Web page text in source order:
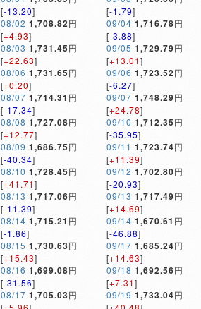
[-13.20]
08/02 1,708.82円
[+4.93]
08/03 1,731.45円
[+22.63]
08/06 1,731.65円
[+0.20]
08/07 1,714.31 円
[-17.34]
08/08 1,727.08円
[+12.77]
08/09 1,686.75円
[-40.34]
08/10 1,728.45円
[+41.71]
08/13 1,717.06円
[-11.39]
08/14 1,715.21 円
[-1.86]
08/15 1,730.63円
[+15.43]
08/16 1,699.08円
[-31.56]
08/17 1,705.03円
[-1.79]
09/04 1,716.78円
[-3.88]
09/05 1,729.79円
[+13.01]
09/06 1,723.52円
[-6.27]
09/07 1,748.29円
[+24.78]
09/10 1,712.35円
[-35.95]
09/11 1,723.74円
[+11.39]
09/12 1,702.80円
[-20.93]
09/13 1,717.49円
[+14.69]
09/14 1,670.61 円
[-46.88]
09/17 1,685.24円
[+14.63]
09/18 1,692.56円
[+7.31]
09/19 1,733.04円